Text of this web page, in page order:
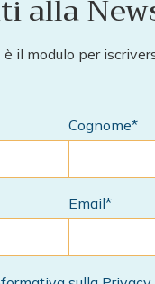
alla
è il modulo per
Cognome*
Email*